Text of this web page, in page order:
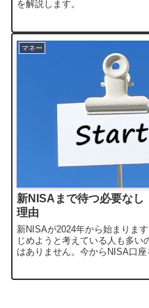
を解説します。
マネー
新NISAまで待つ必要なし
理由
新NISAが2024年から始まりま
じめようと考えている人も多い
はありません。今からNISA口